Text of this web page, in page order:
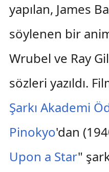
yapılan, James
söylenen bir
Wrubel ve Ray
sözleri yazıldı.
Şarkı Akademi
Pinokyo'dan
Upon a Star"